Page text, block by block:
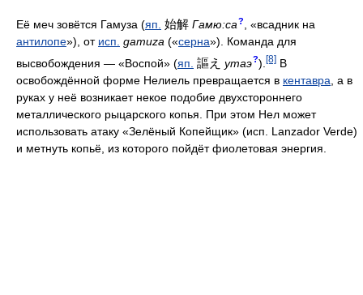
Её меч зовётся Гамуза (яп. 始解 Гамю:са?, «всадник на
антилопе»), от исп. gamuza («серна»). Команда для
высвобождения — «Воспой» (яп. 謳え утаэ?).[8] В
освобождённой форме Нелиель превращается в кентавра , а в
руках у неё возникает некое подобие двухстороннего
металлического рыцарского копья. При этом Нел может
использовать атаку «Зелёный Копейщик» (исп. Lanzador Verde)
и метнуть копьё, из которого пойдёт фиолетовая энергия.